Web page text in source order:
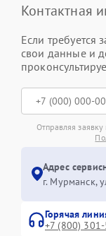
Контактная
Если требуется
свои данные и
Отправляя
Адрес
г. Мурманск,
Горячая
+7 (800)